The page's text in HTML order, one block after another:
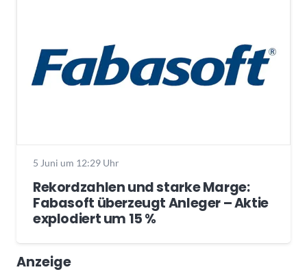
5 Juni um 12:29 Uhr
Rekordzahlen und starke Marge:
Fabasoft überzeugt Anleger – Aktie
explodiert um 15 %
Anzeige